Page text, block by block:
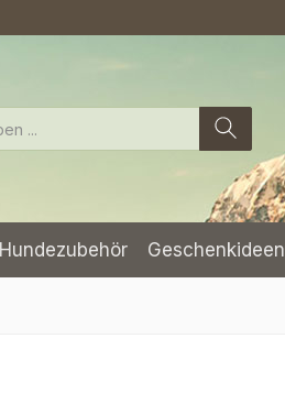
Hundezubehör Geschenkideen